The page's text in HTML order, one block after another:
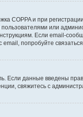
COPPA и при
или
Если email-
попробуйте
Если данные введены
свяжитесь с